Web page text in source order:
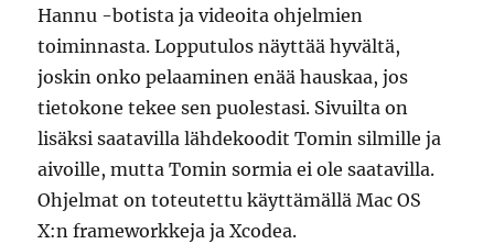
Hannu -botista ja videoita ohjelmien
toiminnasta. Lopputulos näyttää hyvältä,
joskin onko pelaaminen enää hauskaa, jos
tietokone tekee sen puolestasi. Sivuilta on
lisäksi saatavilla lähdekoodit Tomin silmille ja
aivoille, mutta Tomin sormia ei ole saatavilla.
Ohjelmat on toteutettu käyttämällä Mac OS
X:n frameworkkeja ja Xcodea.